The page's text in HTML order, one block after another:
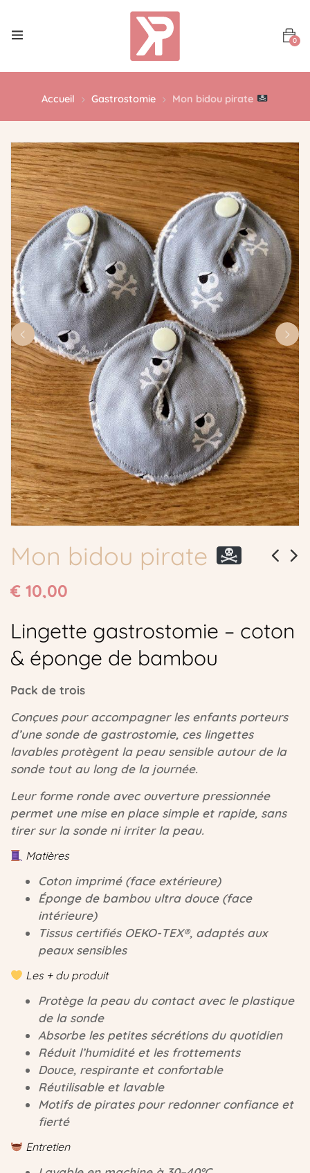
0
Accueil Gastrostomie Mon bidou pirate
Mon bidou pirate
€ 10,00
Lingette gastrostomie – coton
& éponge de bambou
Pack de trois
Conçues pour accompagner les enfants porteurs
d’une sonde de gastrostomie, ces lingettes
lavables protègent la peau sensible autour de la
sonde tout au long de la journée.
Leur forme ronde avec ouverture pressionnée
permet une mise en place simple et rapide, sans
tirer sur la sonde ni irriter la peau.
Matières
Coton imprimé (face extérieure)
Éponge de bambou ultra douce (face
intérieure)
Tissus certifiés OEKO-TEX®, adaptés aux
peaux sensibles
Les + du produit
Protège la peau du contact avec le plastique
de la sonde
Absorbe les petites sécrétions du quotidien
Réduit l’humidité et les frottements
Douce, respirante et confortable
Réutilisable et lavable
Motifs de pirates pour redonner confiance et
fierté
Entretien